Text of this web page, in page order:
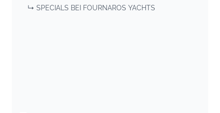
↳ SPECIALS BEI FOURNAROS YACHTS